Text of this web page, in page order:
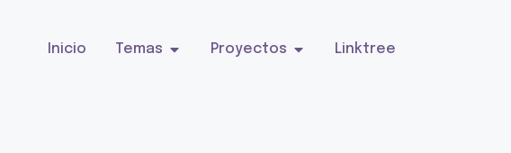
Inicio Temas Proyectos Linktree